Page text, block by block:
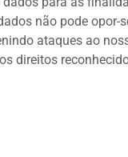
não pode
ataques ao
direitos